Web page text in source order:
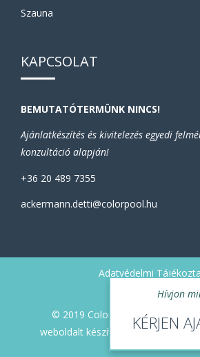
Szauna
KAPCSOLAT
BEMUTATÓTERMÜNK NINCS!
Ajánlatkészítés és kivitelezés egyedi
konzultáció alapján!
+36 20 489 7355
ackermann.detti@colorpool.hu
Adatvédelmi
© 2019 ColorPool - Minden jog
weboldalt készítette és üzemelteti a
Hívjon
KÉRJEN